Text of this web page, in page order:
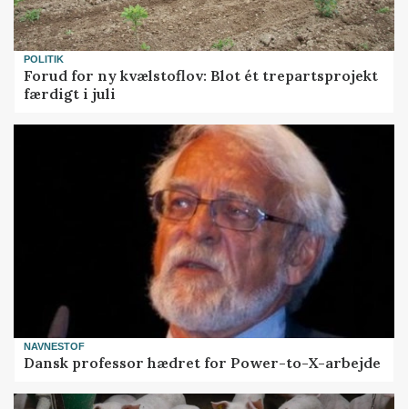
POLITIK
Forud for ny kvælstoflov: Blot ét trepartsprojekt
færdigt i juli
NAVNESTOF
Dansk professor hædret for Power-to-X-arbejde